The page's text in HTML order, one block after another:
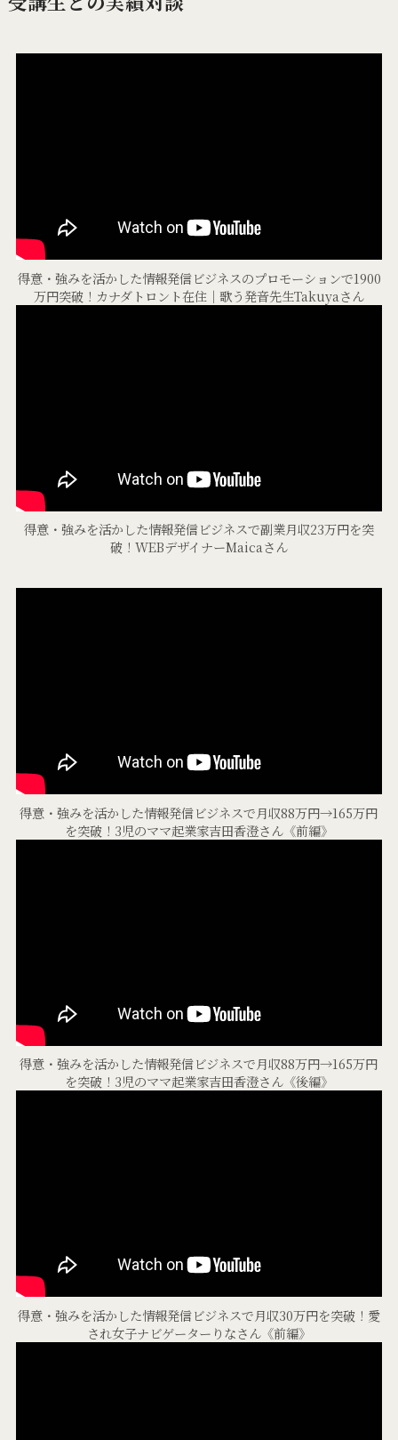
得意・強みを活かした情報発信ビジネスのプロモーションで1900
万円突破！カナダトロント在住｜歌う発音先生Takuyaさん
得意・強みを活かした情報発信ビジネスで副業月収23万円を突
破！WEBデザイナーMaicaさん
得意・強みを活かした情報発信ビジネスで月収88万円→165万円
を突破！3児のママ起業家吉田香澄さん《前編》
得意・強みを活かした情報発信ビジネスで月収88万円→165万円
を突破！3児のママ起業家吉田香澄さん《後編》
得意・強みを活かした情報発信ビジネスで月収30万円を突破！愛
され女子ナビゲーターりなさん《前編》